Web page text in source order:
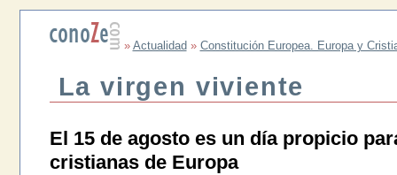
» Actualidad » Constitución Europea. Europa y
La virgen viviente
El 15 de agosto es un día propicio
cristianas de Europa